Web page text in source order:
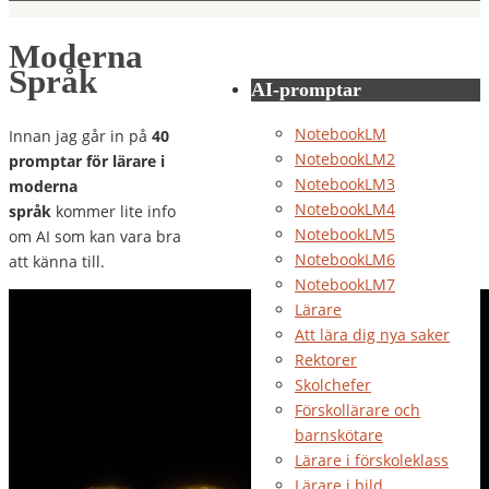
Moderna
Språk
Innan jag går in på 40
promptar för lärare i
moderna
språk kommer lite info
om AI som kan vara bra
att känna till.
AI-promptar
NotebookLM
NotebookLM2
NotebookLM3
NotebookLM4
NotebookLM5
NotebookLM6
NotebookLM7
Lärare
Att lära dig nya saker
Rektorer
Skolchefer
Förskollärare och
barnskötare
Lärare i förskoleklass